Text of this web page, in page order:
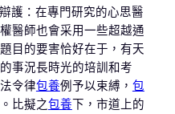
護：在專門研究的心思醫
醫師也會采用一些超越通
目的要害恰好在于，有天
事況長時光的培訓和考
令律包養例予以束縛， 包
比擬之包養下，市道上的